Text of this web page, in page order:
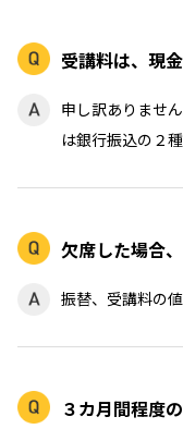
受講料は、現
申し訳ありませ
は銀行振込の２
欠席した場合
振替、受講料の
３カ月間程度